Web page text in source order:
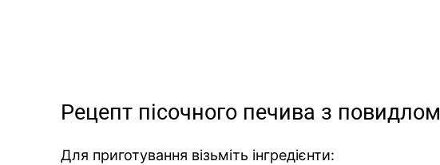
Рецепт пісочного печива з повидлом
Для приготування візьміть інгредієнти: